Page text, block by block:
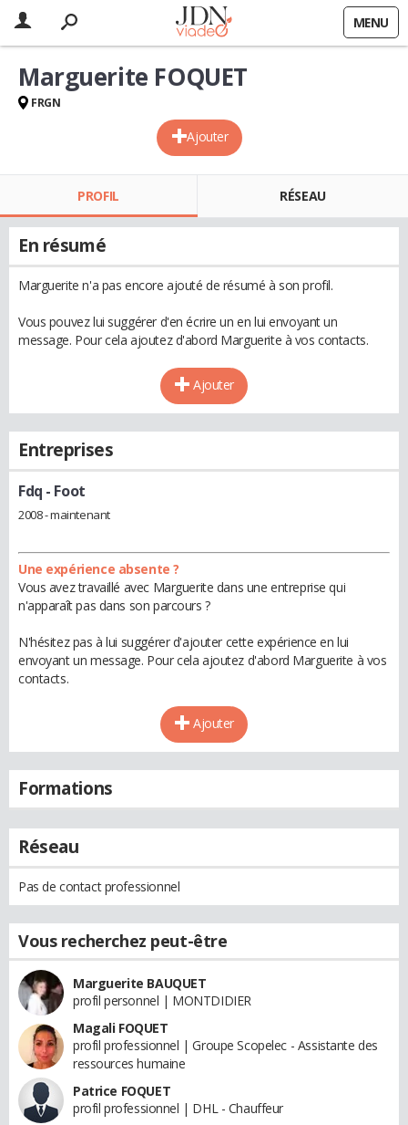
MENU
Ajouter
Marguerite FOQUET
FRGN
PROFIL RÉSEAU
En résumé
Marguerite n'a pas encore ajouté de résumé à son profil.
Vous pouvez lui suggérer d'en écrire un en lui envoyant un
message. Pour cela ajoutez d'abord Marguerite à vos contacts.
Ajouter
Entreprises
Fdq - Foot
2008 - maintenant
Une expérience absente ?
Vous avez travaillé avec Marguerite dans une entreprise qui
n'apparaît pas dans son parcours ?
N'hésitez pas à lui suggérer d'ajouter cette expérience en lui
envoyant un message. Pour cela ajoutez d'abord Marguerite à vos
contacts.
Ajouter
Formations
Réseau
Pas de contact professionnel
Vous recherchez peut-être
Marguerite BAUQUET
profil personnel | MONTDIDIER
Magali FOQUET
profil professionnel | Groupe Scopelec - Assistante des
ressources humaine
Patrice FOQUET
profil professionnel | DHL - Chauffeur